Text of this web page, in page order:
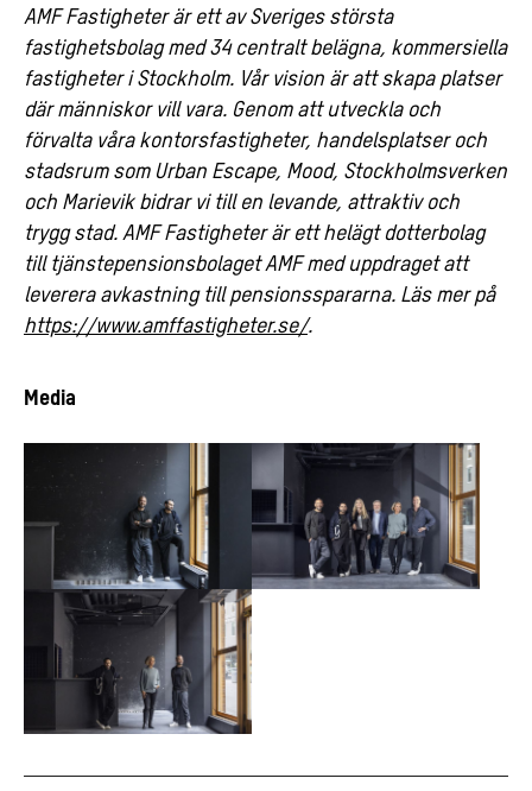
AMF Fastigheter är ett av Sveriges största
fastighetsbolag med 34 centralt belägna, kommersiella
fastigheter i Stockholm. Vår vision är att skapa platser
där människor vill vara. Genom att utveckla och
förvalta våra kontorsfastigheter, handelsplatser och
stadsrum som Urban Escape, Mood, Stockholmsverken
och Marievik bidrar vi till en levande, attraktiv och
trygg stad. AMF Fastigheter är ett helägt dotterbolag
till tjänstepensionsbolaget AMF med uppdraget att
leverera avkastning till pensionsspararna. Läs mer på
https://www.amffastigheter.se/.
Media